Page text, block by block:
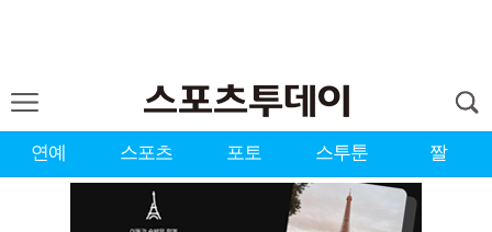
연예 스포츠 포토 스투툰 짤